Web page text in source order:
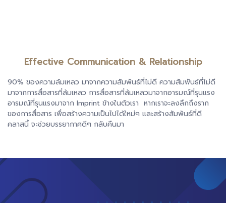
Effective Communication & Relationship
90% ของความล้มเหลว มาจากความสัมพันธ์ที่ไม่ดี ความสัมพันธ์ที่ไม่ดี
มาจากการสื่อสารที่ล้มเหลว การสื่อสารที่ล้มเหลวมาจากอารมณ์ที่รุนแรง
อารมณ์ที่รุนแรงมาจาก Imprint ข้างในตัวเรา หากเราจะลงลึกถึงราก
ของการสื่อสาร เพื่อสร้างความเป็นไปได้ใหม่ๆ และสร้างสัมพันธ์ที่ดี
คลาสนี้ จะช่วยบรรยากาศดีๆ กลับคืนมา